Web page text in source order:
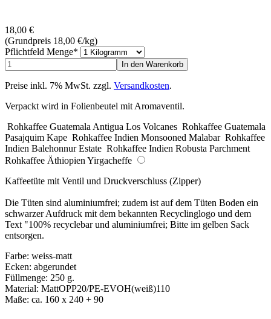
18,00 €
(Grundpreis 18,00 €/kg)
Pflichtfeld Menge*
Preise inkl. 7% MwSt. zzgl. Versandkosten.
Verpackt wird in Folienbeutel mit Aromaventil.
Rohkaffee Guatemala Antigua Los Volcanes Rohkaffee Guatemala
Pasajquim Kape Rohkaffee Indien Monsooned Malabar Rohkaffee
Indien Balehonnur Estate Rohkaffee Indien Robusta Parchment
Rohkaffee Äthiopien Yirgacheffe
Kaffeetüte mit Ventil und Druckverschluss (Zipper)
Die Tüten sind aluminiumfrei; zudem ist auf dem Tüten Boden ein
schwarzer Aufdruck mit dem bekannten Recyclinglogo und dem
Text "100% recyclebar und aluminiumfrei; Bitte im gelben Sack
entsorgen.
Farbe: weiss-matt
Ecken: abgerundet
Füllmenge: 250 g.
Material: MattOPP20/PE-EVOH(weiß)110
Maße: ca. 160 x 240 + 90